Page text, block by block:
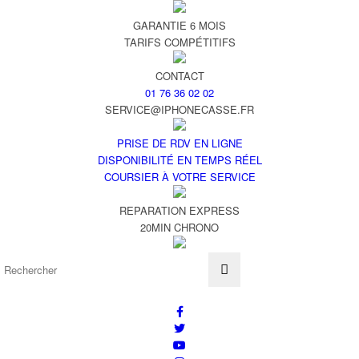
GARANTIE 6 MOIS
TARIFS COMPÉTITIFS
CONTACT
01 76 36 02 02
SERVICE@IPHONECASSE.FR
PRISE DE RDV EN LIGNE
DISPONIBILITÉ EN TEMPS RÉEL
COURSIER À VOTRE SERVICE
REPARATION EXPRESS
20MIN CHRONO